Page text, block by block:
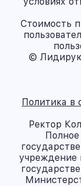
Стоимость
©
Политика в
Ректор
учреждение